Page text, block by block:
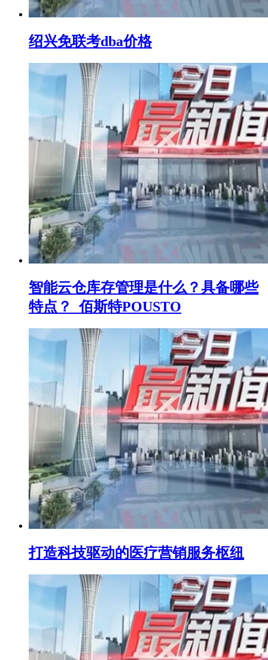
绍兴免联考dba价格
智能云仓库存管理是什么？具备哪些
特点？_佰斯特POUSTO
打造科技驱动的医疗营销服务枢纽